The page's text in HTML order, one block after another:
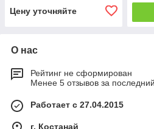
Цену уточняйте
О нас
Рейтинг не сформирован
Менее 5 отзывов за
Работает с 27.04.2015
г. Костанай